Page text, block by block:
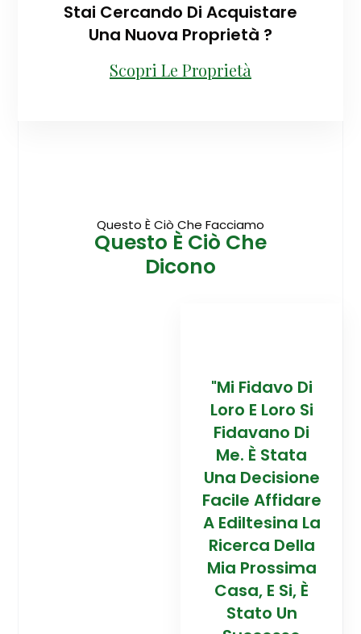
Stai Cercando Di Acquistare
Una Nuova Proprietà ?
Scopri Le Proprietà
Questo È Ciò Che Facciamo
Questo È Ciò Che
Dicono
"Mi Fidavo Di
Loro E Loro Si
Fidavano Di
Me. È Stata
Una Decisione
Facile Affidare
A Ediltesina La
Ricerca Della
Mia Prossima
Casa, E Si, È
Stato Un